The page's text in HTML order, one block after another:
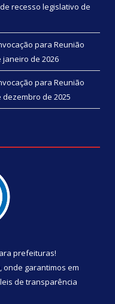
recesso legislativo de
para Reunião
janeiro de 2026
para Reunião
dezembro de 2025
prefeituras!
onde garantimos em
leis de transparência